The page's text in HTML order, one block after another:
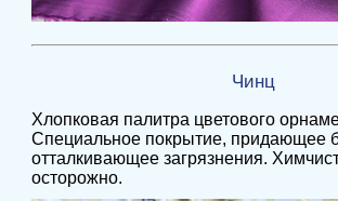
Чинц
Хлопковая палитра цветового
Специальное покрытие, придающее
отталкивающее загрязнения.
осторожно.